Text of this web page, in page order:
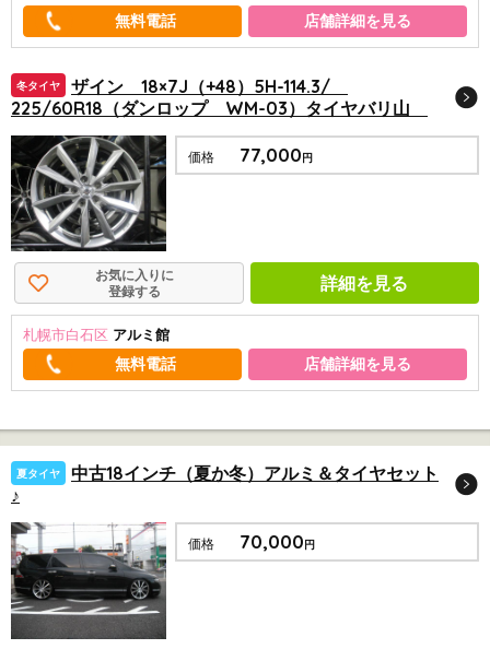
店舗詳細を見る
冬タイヤ
ザイン 18×7J（+48）5H-114.3/
225/60R18（ダンロップ WM-03）タイヤバリ山
価格 77,000円
お気に入りに
登録する
詳細を見る
札幌市白石区 アルミ館
店舗詳細を見る
夏タイヤ
中古18インチ（夏か冬）アルミ＆タイヤセット
♪
価格 70,000 円